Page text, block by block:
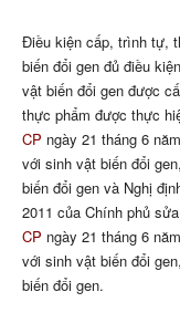
Điều kiện cấp, trình tự,
biến đổi gen đủ điều
vật biến đổi gen được
thực phẩm được thực
CP ngày 21 tháng 6
với sinh vật biến đổi
biến đổi gen và Nghị
2011 của Chính phủ
CP ngày 21 tháng 6
với sinh vật biến đổi
biến đổi gen.